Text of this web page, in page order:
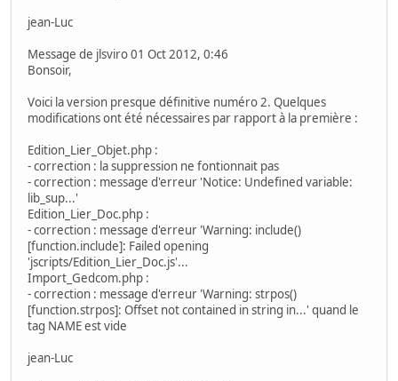
jean-Luc
Message de jlsviro 01 Oct 2012, 0:46
Bonsoir,
Voici la version presque définitive numéro 2. Quelques
modifications ont été nécessaires par rapport à la première :
Edition_Lier_Objet.php :
- correction : la suppression ne fontionnait pas
- correction : message d'erreur 'Notice: Undefined variable:
lib_sup...'
Edition_Lier_Doc.php :
- correction : message d'erreur 'Warning: include()
[function.include]: Failed opening
'jscripts/Edition_Lier_Doc.js'...
Import_Gedcom.php :
- correction : message d'erreur 'Warning: strpos()
[function.strpos]: Offset not contained in string in...' quand le
tag NAME est vide
jean-Luc